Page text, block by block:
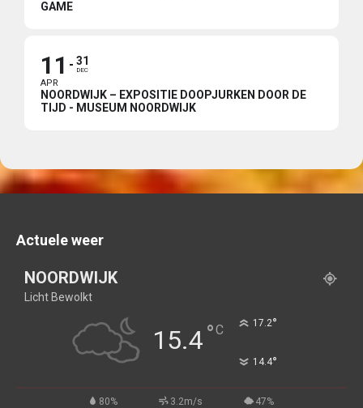
GAME
11
APR
31
DEC
NOORDWIJK – EXPOSITIE DOOPJURKEN DOOR DE
TIJD - MUSEUM NOORDWIJK
Actuele weer
NOORDWIJK
Licht Bewolkt
15.4°C 17.2°
14.4°
80% 3.2m/s 47%